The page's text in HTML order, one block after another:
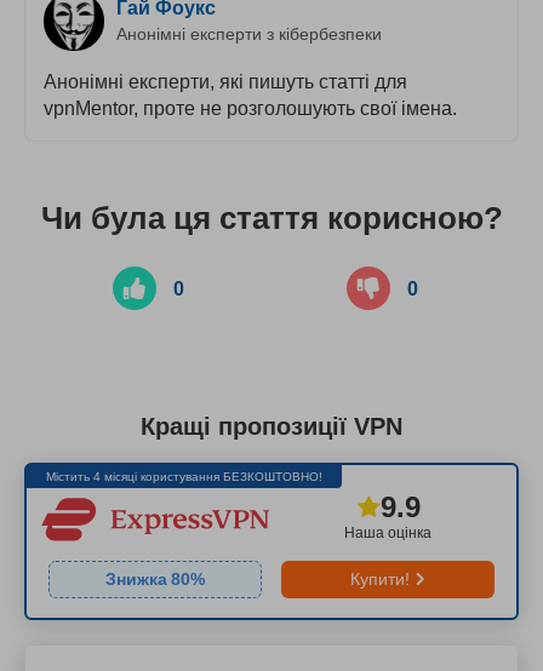
Гай Фоукс
Анонімні експерти з кібербезпеки
Анонімні експерти, які пишуть статті для
vpnMentor, проте не розголошують свої імена.
Чи була ця стаття корисною?
0 0
Кращі пропозиції VPN
Містить 4 місяці користування БЕЗКОШТОВНО!
Наша оцінка
9.9
Знижка80% Купити!